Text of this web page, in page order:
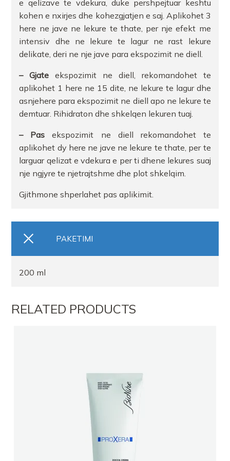
e qelizave te vdekura, duke pershpejtuar keshtu
kohen e nxirjes dhe kohezgjatjen e saj. Aplikohet 3
here ne jave ne lekure te thate, per nje efekt me
intensiv dhe ne lekure te lagur ne rast lekure
delikate, deri ne nje jave para ekspozimit ne diell.
– Gjate ekspozimit ne diell, rekomandohet te
aplikohet 1 here ne 15 dite, ne lekure te lagur dhe
asnjehere para ekspozimit ne diell apo ne lekure te
demtuar. Rihidraton dhe shkelqen lekuren tuaj.
– Pas ekspozimit ne diell rekomandohet te
aplikohet dy here ne jave ne lekure te thate, per te
larguar qelizat e vdekura e per ti dhene lekures suaj
nje ngjyre te njetrajtshme dhe plot shkelqim.
Gjithmone shperlahet pas aplikimit.
PAKETIMI
200 ml
RELATED PRODUCTS